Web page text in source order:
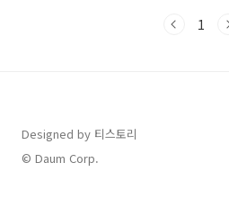
을 몰라 혜택을 온전히 누리지 못하는 경
가 아니라, 결정된 세금에서 일정 비율을
세액공제 항목입니다. 2023년 세법 개정
제 한도가 대폭 확대되어 더 많은 혜택을
1
Designed by 티스토리
© Daum Corp.